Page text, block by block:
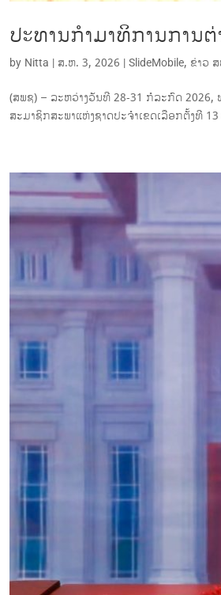
ປະທານກໍາມາທິການການ
by Nitta | ສ.ຫ. 3, 2026 | SlideMobile, ຂ່າວ
(ສພຊ) – ລະຫວ່າງວັນທີ 28-31 ກໍລະກົດ 2026,
ສະມາຊິກສະພາແຫ່ງຊາດປະຈຳເຂດເລືອກຕັ້ງທີ